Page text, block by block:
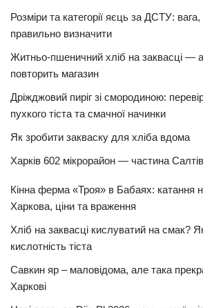
Розміри та категорії яєць за ДСТУ:
правильно визначити
Житньо-пшеничний хліб на заквасці —
повторить магазин
Дріжджовий пиріг зі смородиною:
пухкого тіста та смачної начинки
Як зробити закваску для хліба вдома
Харків 602 мікрорайон — частина
Кінна ферма «Троя» в Бабаях: катання
Харкова, ціни та враження
Хліб на заквасці кислуватий на смак?
кислотність тіста
Савкин яр – маловідома, але така
Харкові